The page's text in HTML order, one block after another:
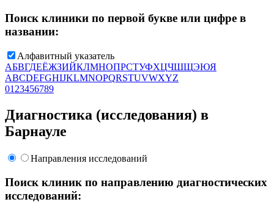
Поиск клиники по первой букве или цифре в
названии:
Алфавитный указатель
АБВГДЕЁЖЗИЙКЛМНОПРСТУФХЦЧШЩЭЮЯ
ABCDEFGHIJKLMNOPQRSTUVWXYZ
01 23456789
Диагностика (исследования) в
Барнауле
Направления исследований
Поиск клиник по направлению диагностических
исследований: